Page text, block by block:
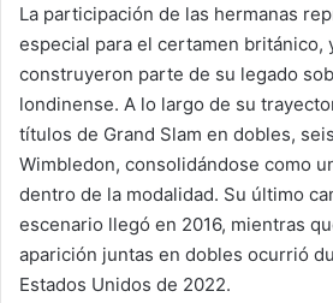
La participación de las hermanas
especial para el certamen británico,
construyeron parte de su legado
londinense. A lo largo de su
títulos de Grand Slam en dobles,
Wimbledon, consolidándose como
dentro de la modalidad. Su último
escenario llegó en 2016, mientras
aparición juntas en dobles ocurrió
Estados Unidos de 2022.